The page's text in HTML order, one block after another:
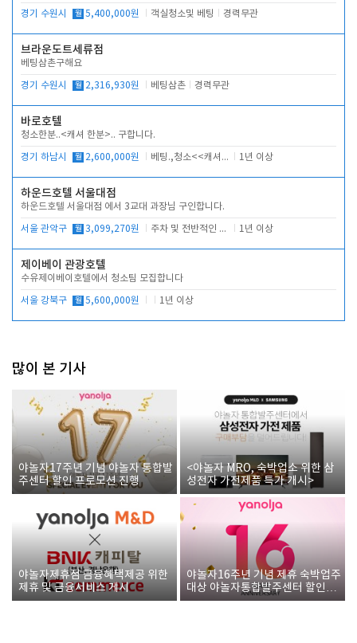
경기 수원시 월 5,400,000원 객실청소및 베팅 경력무관
브라운도트세류점
베팅삼촌구해요
경기 수원시 월 2,316,930원 베팅삼촌 경력무관
바로호텔
청소한분..<캐셔 한분>.. 구합니다.
경기 하남시 월 2,600,000원 베팅.,청소<<캐셔 모셔봅니다. 1년 이상
하운드호텔 서울대점
하운드호텔 서울대점 에서 3교대 과장님 구인합니다.
서울 관악구 월 3,099,270원 주차 및 전반적인 당번업무 1년 이상
제이베이 관광호텔
수유제이베이호텔에서 청소팀 모집합니다
서울 강북구 월 5,600,000원 1년 이상
많이 본 기사
야놀자17주년 기념 야놀자 통합발
주센터 할인 프로모션 진행
<야놀자 MRO, 숙박업소 위한 삼
성전자 가전제품 특가 개시>
야놀자제휴점 금융혜택제공 위한
제휴 및 금융서비스 게시
야놀자16주년 기념 제휴 숙박업주
대상 야놀자통합발주센터 할인쿠
폰 증정